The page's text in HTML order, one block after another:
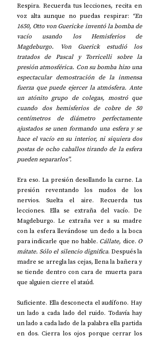
Respira. Recuerda tus lecciones, recita en
voz alta aunque no puedas respirar: “En
1650, Otto von Guericke inventó la bomba de
vacío usando los Hemisferios de
Magdeburgo. Von Guerick estudió los
tratados de Pascal y Torricelli sobre la
presión atmosférica. Con su bomba hizo una
espectacular demostración de la inmensa
fuerza que puede ejercer la atmósfera. Ante
un atónito grupo de colegas, mostró que
cuando dos hemisferios de cobre de 50
centímetros de diámetro perfectamente
ajustados se unen formando una esfera y se
hace el vacío en su interior, ni siquiera dos
postas de ocho caballos tirando de la esfera
pueden separarlos”.
Era eso. La presión desollando la carne. La
presión reventando los nudos de los
nervios. Suelta el aire. Recuerda tus
lecciones. Ella se extraña del vacío. De
Magdeburgo. Le extraña ver a su madre
con la esfera llevándose un dedo a la boca
para indicarle que no hable. Cállate, dice. O
mátate. Sólo el silencio dignifica. Después la
madre se arregla las cejas, llena la bañera y
se tiende dentro con cara de muerta para
que alguien cierre el ataúd.
Suficiente. Ella desconecta el audífono. Hay
un lado a cada lado del ruido. Todavía hay
un lado a cada lado de la palabra ella partida
en dos. Cierra los ojos porque cerrar los